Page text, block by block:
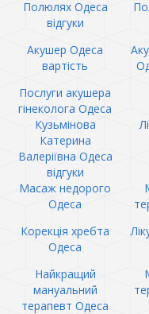
Полюлях Одеса
відгуки
Акушер Одеса
вартість
Послуги акушера
гінеколога Одеса
Кузьмінова
Катерина
Валеріївна Одеса
відгуки
Масаж недорого
Одеса
Корекція хребта
Одеса
Найкращий
мануальний
терапевт Одеса